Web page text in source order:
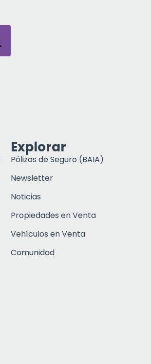
Explorar
Pólizas de Seguro (BAIA)
Newsletter
Noticias
Propiedades en Venta
Vehículos en Venta
Comunidad